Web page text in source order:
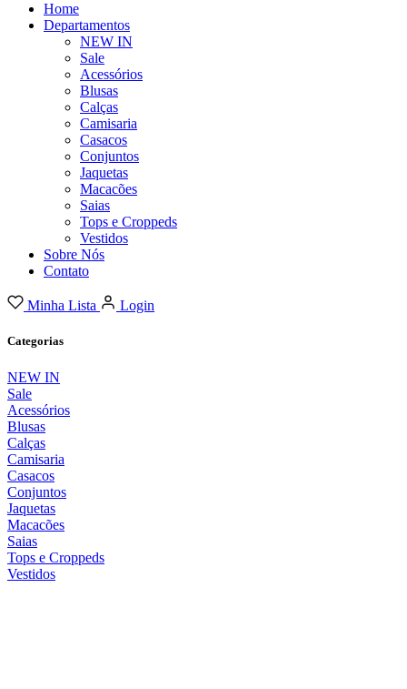
Home
Departamentos
NEW IN
Sale
Acessórios
Blusas
Calças
Camisaria
Casacos
Conjuntos
Jaquetas
Macacões
Saias
Tops e Croppeds
Vestidos
Sobre Nós
Contato
Minha Lista Login
Categorias
NEW IN
Sale
Acessórios
Blusas
Calças
Camisaria
Casacos
Conjuntos
Jaquetas
Macacões
Saias
Tops e Croppeds
Vestidos